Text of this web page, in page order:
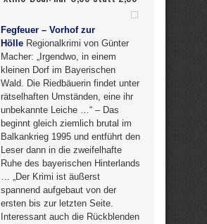
Fegfeuer – Vorhof zur
Hölle Regionalkrimi von Günter
Macher: „Irgendwo, in einem
kleinen Dorf im Bayerischen
Wald. Die Riedbäuerin findet unter
rätselhaften Umständen, eine ihr
unbekannte Leiche …“ – Das
beginnt gleich ziemlich brutal im
Balkankrieg 1995 und entführt den
Leser dann in die zweifelhafte
Ruhe des bayerischen Hinterlands
… „Der Krimi ist äußerst
spannend aufgebaut von der
ersten bis zur letzten Seite.
Interessant auch die Rückblenden